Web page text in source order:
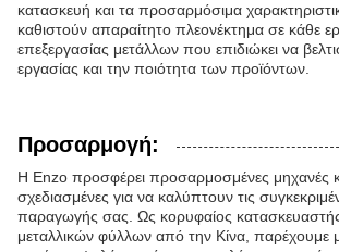
κατασκευή και τα προσαρμόσιμα
καθιστούν απαραίτητο πλεονέκτημα σε κάθε
επεξεργασίας μετάλλων που επιδιώκει να
εργασίας και την ποιότητα των προϊόντων.
Προσαρμογή:
Η Enzo προσφέρει προσαρμοσμένες μηχανές
σχεδιασμένες για να καλύπτουν τις
παραγωγής σας. Ως κορυφαίος
μεταλλικών φύλλων από την Κίνα, παρέχουμε